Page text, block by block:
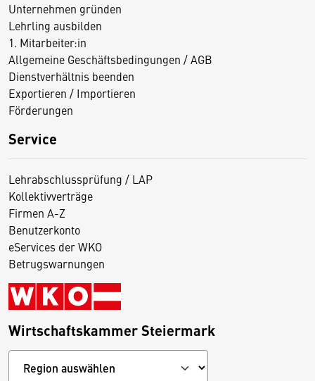
Unternehmen gründen
Lehrling ausbilden
1. Mitarbeiter:in
Allgemeine Geschäftsbedingungen / AGB
Dienstverhältnis beenden
Exportieren / Importieren
Förderungen
Service
Lehrabschlussprüfung / LAP
Kollektivverträge
Firmen A-Z
Benutzerkonto
eServices der WKO
Betrugswarnungen
Wirtschaftskammer Steiermark